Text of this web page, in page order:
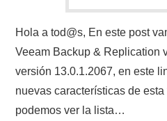
Hola a tod@s, En este post
Veeam Backup & Replication
versión 13.0.1.2067, en este
nuevas características de
podemos ver la lista…